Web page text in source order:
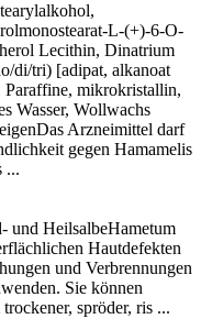
L-(+)-6-O-
Lecithin, Dinatrium
di/tri) [adipat, alkanoat
mikrokristallin,
Wasser, Wollwachs
Arzneimittel darf
gegen Hamamelis
...
und HeilsalbeHametum
Hautdefekten
und Verbrennungen
Sie können
spröder, ris ...